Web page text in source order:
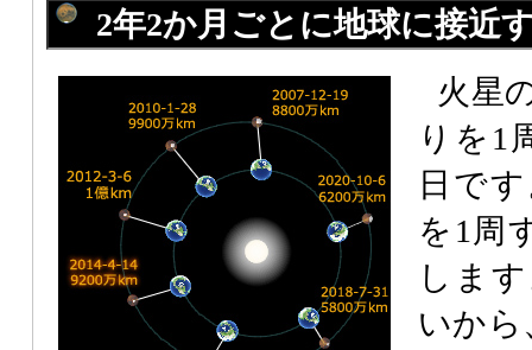
2年2か月ごとに地球に接近
火星
りを1
日で
を1周
しま
いから